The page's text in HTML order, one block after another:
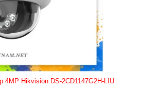
4MP Hikvision DS-2CD1147G2H-LIU